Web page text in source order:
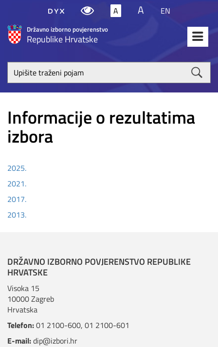
Državno izborno povjerenstvo
Republike Hrvatske
A A EN
Upišite
traženi
Informacije o rezultatima
izbora
2025.
2021.
2017.
2013.
DRŽAVNO IZBORNO POVJERENSTVO REPUBLIKE
HRVATSKE
Visoka 15
10000 Zagreb
Hrvatska
Telefon:01 2100-600, 01 2100-601
E-mail:dip@izbori.hr